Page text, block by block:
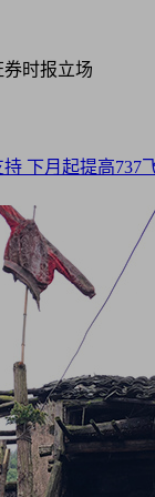
时报立场
下月起提高737